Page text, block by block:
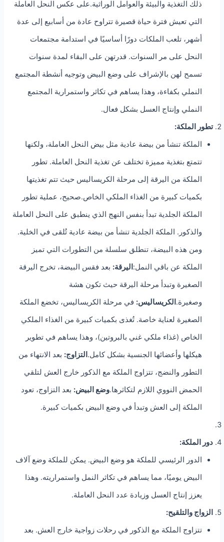
ذلك التغذية والبيئة والعوامل الوراثية.على عكس النحل العاملة
التي تعيش فترة حياة قصيرة تتراوح عادة من أسابيع إلى عدة
أشهر، تلعب الملكات دورًا أساسيًا في استدامة مجتمعات
النحل على مر السنوات. قدرتهن على البقاء لمدة سنوات
تسمح لهن بالإشراف على وضع البيض وتوجيه أنشطة المجتمع
النملي بكفاءة، وهذا يساهم في تكاثر واستمرارية المجتمع
النملي وإنتاج العسل بشكل فعال.
تطور الملكة:
الملكة تنشأ من بيضة عادية مثل بيض النحل العاملة، ولكنها
تتمتع بتغذية مميزة تختلف عن تغذية النحل العاملة. تطور
الملكة من اليرقة إلى مرحلة الكريساليس حيث تتم تغذيتها
بكميات كبيرة من الغذاء الملكي الخاص.صحيح، عملية تطور
الملكة الجلدية تبدأ بنفس النهج الذي ينطبق على النحل العاملة
والذكور. الملكة الجلدية تنشأ من بيضة عادية تُلقى في الخلية.
ومن هذه البيضة، تنطلق سلسلة من التطورات التي تميز
الملكة عن باقي النمل: اليرقة: بعد فقس البيضة، تخرج اليرقة
الصغيرة وتبدأ مرحلة اليرقة حيث تكون هشة
وصغيرة. الكريساليس: في مرحلة الكريساليس، تخضع الملكة
الصغيرة لعناية خاصة. تُغذى بكميات كبيرة من الغذاء الملكي
الخاص (غذاء ملكي غني بالبروتين)، وهذا يساهم في تطوير
هيكلها وأعضائها الجنسية بشكل كامل. التزاوج: بعد الانتهاء من
التطور والنضج، تتزاوج الملكة مع الذكور خارج العش لتلقي
الحمض النووي اللازم لتكاثرها.وضع البيض: بعد التزاوج، تعود
الملكة إلى العش وتبدأ في وضع البيض بكميات كبيرة.
دور الملكة:
الدور الرئيسي للملكة هو وضع البيض. يمكن للملكة وضع آلاف
البيض يوميًا، مما يساهم في تكاثر النمل واستمراريته. وهذا
يعزز إنتاج العسل وزيادة عدد النحل العاملة.
الزواج والتلقيح:
تتزاوج الملكة مع الذكور في رحلات زواجية خارج العش. بعد